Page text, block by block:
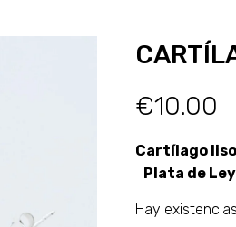
€10.00
Cartílago
Plata de
Hay existencias